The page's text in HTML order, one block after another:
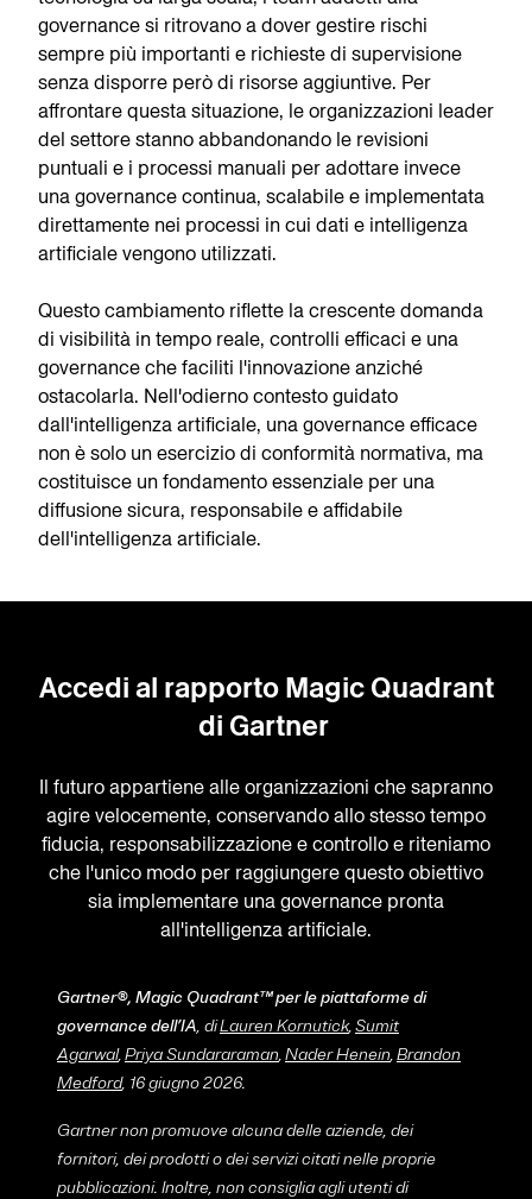
governance si ritrovano a dover gestire rischi
sempre più importanti e richieste di supervisione
senza disporre però di risorse aggiuntive. Per
affrontare questa situazione, le organizzazioni leader
del settore stanno abbandonando le revisioni
puntuali e i processi manuali per adottare invece
una governance continua, scalabile e implementata
direttamente nei processi in cui dati e intelligenza
artificiale vengono utilizzati.
Questo cambiamento riflette la crescente domanda
di visibilità in tempo reale, controlli efficaci e una
governance che faciliti l'innovazione anziché
ostacolarla. Nell'odierno contesto guidato
dall'intelligenza artificiale, una governance efficace
non è solo un esercizio di conformità normativa, ma
costituisce un fondamento essenziale per una
diffusione sicura, responsabile e affidabile
dell'intelligenza artificiale.
Accedi al rapporto Magic Quadrant
di Gartner
Il futuro appartiene alle organizzazioni che sapranno
agire velocemente, conservando allo stesso tempo
fiducia, responsabilizzazione e controllo e riteniamo
che l'unico modo per raggiungere questo obiettivo
sia implementare una governance pronta
all'intelligenza artificiale.
Gartner®, Magic Quadrant™ per le piattaforme di
governance dell’IA, diLauren Kornutick,Sumit
Agarwal,Priya Sundararaman,Nader Henein,Brandon
Medford, 16 giugno 2026.
Gartner non promuove alcuna delle aziende, dei
fornitori, dei prodotti o dei servizi citati nelle proprie
pubblicazioni. Inoltre, non consiglia agli utenti di